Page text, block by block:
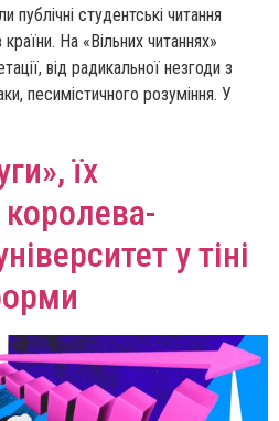
публічні студентські читання
країни. На «Вільних читаннях»
від радикальної незгоди з
песимістичного розуміння. У
їх
королева-
у тіні